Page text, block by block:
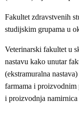
Fakultet zdravstvenih
studijskim grupama u
Veterinarski fakultet u
nastavu kako unutar
(ekstramuralna
farmama i proizvodnim
i proizvodnja